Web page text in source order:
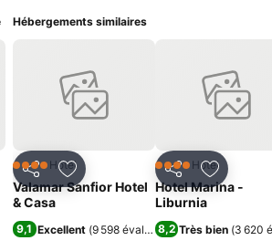
favoris
Hébergements similaires
PartagerAjouter à mes favoris
4 ÉtoilesHôtel
Valamar Sanfior Hotel
& Casa
9,1 Excellent (9 598 évaluations)
PartagerAjouter
4 ÉtoilesHôtel
Hotel Marina -
Liburnia
8,2 Très bien (3 620